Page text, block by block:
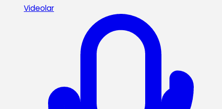
Videolar